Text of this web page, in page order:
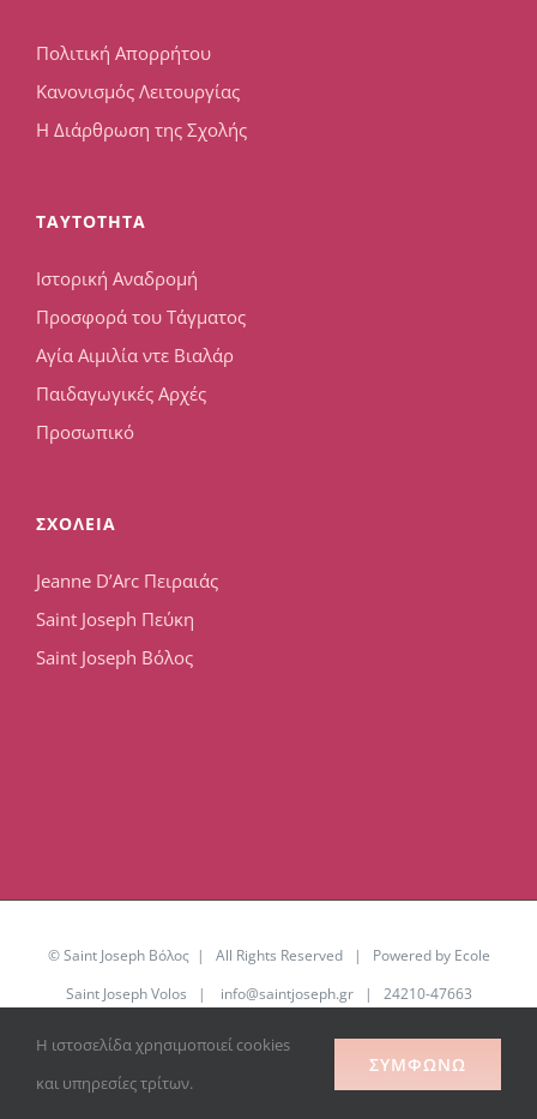
Πολιτική Απορρήτου
Κανονισμός Λειτουργίας
Η Διάρθρωση της Σχολής
TAYTOTHTA
Ιστορική Αναδρομή
Προσφορά του Τάγματος
Αγία Αιμιλία ντε Βιαλάρ
Παιδαγωγικές Αρχές
Προσωπικό
ΣΧΟΛΕΙΑ
Jeanne D’Arc Πειραιάς
Saint Joseph Πεύκη
Saint Joseph Βόλος
© Saint Joseph Βόλος | All Rights Reserved | Powered by Ecole
Saint Joseph Volos | info@saintjoseph.gr| 24210-47663
FacebookYouTube
Η ιστοσελίδα χρησιμοποιεί cookies
και υπηρεσίες τρίτων.
ΣΥΜΦΩΝΏ